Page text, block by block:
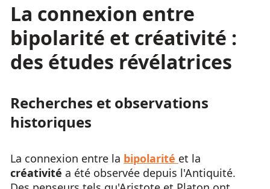
La connexion entre
bipolarité et créativité :
des études révélatrices
Recherches et observations
historiques
La connexion entre la bipolarité et la
créativité a été observée depuis l'Antiquité.